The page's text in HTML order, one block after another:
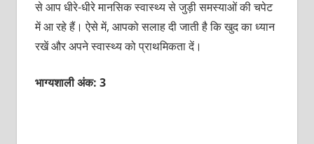
से आप धीरे-धीरे मानसिक स्‍वास्‍थ्‍य से जुड़ी समस्‍याओं की चपेट
में आ रहे हैं। ऐसे में, आपको सलाह दी जाती है कि खुद का ध्यान
रखें और अपने स्वास्थ्य को प्राथमिकता दें।
भाग्यशाली अंक: 3